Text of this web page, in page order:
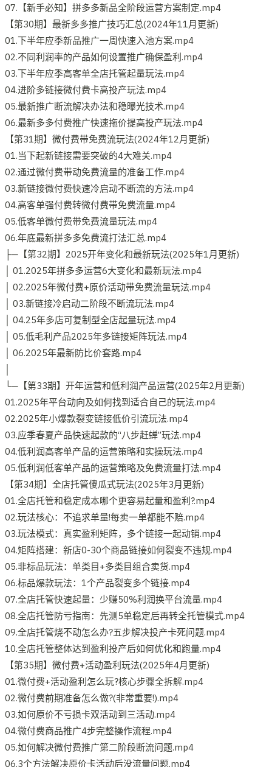
07.【新手必知】拼多多新品全阶段运营方案制定.mp4
【第30期】最新多多推广技巧汇总(2024年11月更新)
01.下半年应季新品推广一周快速入池方案.mp4
02.不同利润率的产品如何设置推广确保盈利.mp4
03.下半年应季高客单全店托管起量玩法.mp4
04.进阶多链接微付费卡高投产玩法.mp4
05.最新推广断流解决办法和稳曝光技术.mp4
06.最新多多付费推广快速拖价提高投产玩法.mp4
【第31期】微付费带免费流玩法(2024年12月更新)
01.当下起新链接需要突破的4大难关.mp4
02.通过微付费带动免费流量的准备工作.mp4
03.新链接微付费快速冷启动不断流的方法.mp4
04.高客单强付费转微付费带免费流量.mp4
05.低客单微付费带免费流量玩法.mp4
06.年底最新拼多多免费流打法汇总.mp4
├─【第32期】2025开年变化和最新玩法(2025年1月更新)
│ 01.2025年拼多多运营6大变化和最新玩法.mp4
│ 02.2025年微付费+原价活动带免费流量玩法.mp4
│ 03.新链接冷启动二阶段不断流玩法.mp4
│ 04.25年多店可复制型全店起量玩法.mp4
│ 05.低毛利产品2025年多链接矩阵玩法.mp4
│ 06.2025年最新防比价套路.mp4
└─【第33期】开年运营和低利润产品运营(2025年2月更新)
01.2025年平台动向及如何找到适合自己的玩法.mp4
02.2025年小爆款裂变链接低价引流玩法.mp4
03.应季春夏产品快速起款的“八步赶蝉”玩法.mp4
04.低利润高客单产品的运营策略和实操玩法.mp4
05.低利润低客单产品的运营策略及免费流量打法.mp4
【第34期】全店托管傻瓜式玩法(2025年3月更新)
01.全店托管和稳定成本哪个更容易起量和盈利?.mp4
02.玩法核心：不追求单量!每卖一单都能不赔.mp4
03.玩法模式：真实盈利矩阵，多个链接一起动销.mp4
04.矩阵搭建：新店0-30个商品链接如何裂变不违规.mp4
05.非标品玩法：单类目+多类目组合卖货.mp4
06.标品爆款玩法：1个产品裂变多个链接.mp4
07.全店托管快速起量：少赚50%利润换平台流量.mp4
08.全店托管防亏指南：先测5单稳定后再转全托管模式.mp4
09.全店托管烧不动怎么办?五步解决投产卡死问题.mp4
10.全店托管整体达到盈利投产后如何优化和跑量.mp4
【第35期】微付费+活动盈利玩法(2025年4月更新)
01.微付费+活动盈利怎么玩?核心步骤全拆解.mp4
02.微付费前期准备怎么做?(非常重要!).mp4
03.如何原价不亏损卡双活动到三活动.mp4
04.微付费商品推广4步完整操作流程.mp4
05.如何解决微付费推广第二阶段断流问题.mp4
06.3个方法解决原价卡活动后没流量问题.mp4